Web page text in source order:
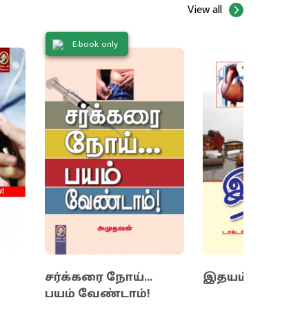
View all
E-book only
சர்க்கரை நோய்...
பயம் வேண்டாம்!
இதயம்